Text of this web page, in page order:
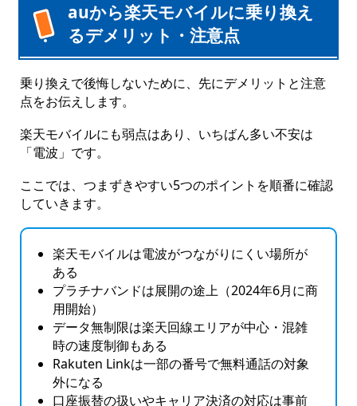
auから楽天モバイルに乗り換え
るデメリット・注意点
乗り換えで後悔しないために、先にデメリットと注意
点をお伝えします。
楽天モバイルにも弱点はあり、いちばん多い不安は
「電波」です。
ここでは、つまずきやすい5つのポイントを順番に確認
していきます。
楽天モバイルは電波がつながりにくい場所が
ある
プラチナバンドは展開の途上（2024年6月に商
用開始）
データ無制限は楽天回線エリアが中心・混雑
時の速度制御もある
Rakuten Linkは一部の番号で無料通話の対象
外になる
口座振替の扱いやキャリア決済の対応は事前